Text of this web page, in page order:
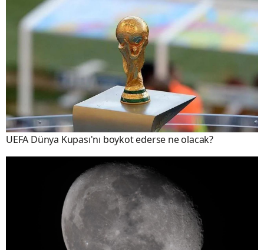
UEFA Dünya Kupası'nı boykot ederse ne olacak?